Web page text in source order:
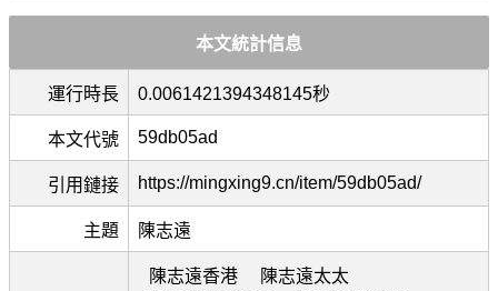
本文統計信息
運行時長 0.0061421394348145秒
本文代號 59db05ad
引用鏈接 https://mingxing9.cn/item/59db05ad/
主題 陳志遠
陳志遠香港
陳志遠太太